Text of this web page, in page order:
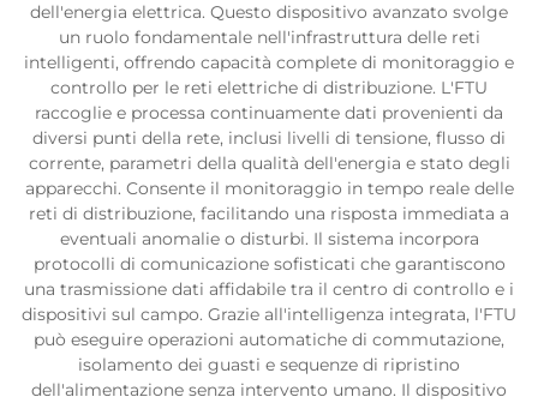
dell'energia elettrica. Questo dispositivo avanzato svolge
un ruolo fondamentale nell'infrastruttura delle reti
intelligenti, offrendo capacità complete di monitoraggio e
controllo per le reti elettriche di distribuzione. L'FTU
raccoglie e processa continuamente dati provenienti da
diversi punti della rete, inclusi livelli di tensione, flusso di
corrente, parametri della qualità dell'energia e stato degli
apparecchi. Consente il monitoraggio in tempo reale delle
reti di distribuzione, facilitando una risposta immediata a
eventuali anomalie o disturbi. Il sistema incorpora
protocolli di comunicazione sofisticati che garantiscono
una trasmissione dati affidabile tra il centro di controllo e i
dispositivi sul campo. Grazie all'intelligenza integrata, l'FTU
può eseguire operazioni automatiche di commutazione,
isolamento dei guasti e sequenze di ripristino
dell'alimentazione senza intervento umano. Il dispositivo